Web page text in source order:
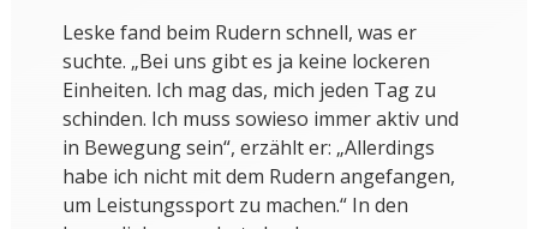
Leske fand beim Rudern schnell, was er
suchte. „Bei uns gibt es ja keine lockeren
Einheiten. Ich mag das, mich jeden Tag zu
schinden. Ich muss sowieso immer aktiv und
in Bewegung sein“, erzählt er: „Allerdings
habe ich nicht mit dem Rudern angefangen,
um Leistungssport zu machen.“ In den